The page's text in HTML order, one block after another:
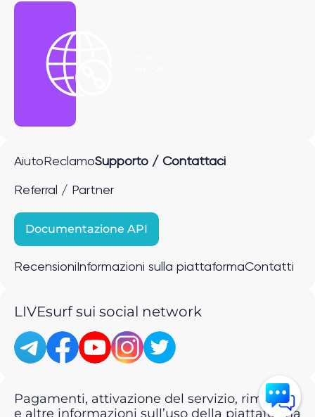
Aiuto ReclamoSupporto / Contattaci
Referral / Partner
Documentazione API
Recensioni Informazioni sulla piattaformaContatti
LIVEsurf sui social network
Pagamenti, attivazione del servizio, rimborsi
e altre informazioni sull’uso della piattaforma